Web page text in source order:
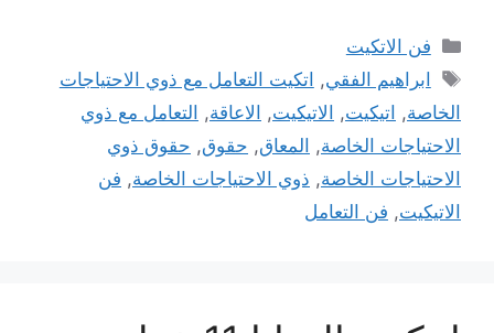
التصنيفات
فن الاتكيت
الوسوم
ابراهيم الفقي, اتكيت التعامل مع ذوي الاحتياجات
الخاصة, اتيكيت, الاتيكيت, الاعاقة, التعامل مع ذوي
الاحتياجات الخاصة, المعاق, حقوق, حقوق ذوي
الاحتياجات الخاصة, ذوي الاحتياجات الخاصة, فن
الاتيكيت, فن التعامل